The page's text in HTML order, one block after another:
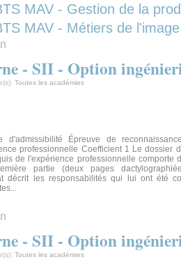
MAV - Gestion de la
MAV - Métiers de
- SII - Option
Toutes les académies
d'admissibilité Épreuve de
professionnelle Coefficient 1 Le dossier
de l'expérience professionnelle comporte
partie (deux pages
décrit les responsabilités qui lui ont été
- SII - Option
Toutes les académies